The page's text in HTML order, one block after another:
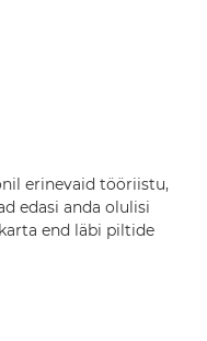
erinevaid tööriistu,
edasi anda olulisi
end läbi piltide